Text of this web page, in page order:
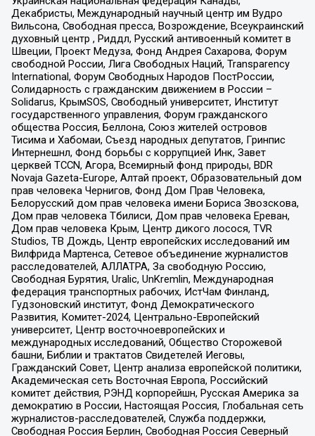
Декабристы, Международный научный центр им Вудро
Вильсона, Свободная пресса, Возрождение, Всеукраинский
духовный центр , Риддл, Русский антивоенный комитет в
Швеции, Проект Медуза, Фонд Андрея Сахарова, Форум
свободной России, Лига Свободных Наций, Transparеncy
International, Форум Свободных Народов ПостРоссии,
Солидарность с гражданским движением в России –
Solidarus, КрымSOS, Свободный университет, Институт
государственного управления, Форум гражданского
общества Россия, Беллона, Союз жителей островов
Тисима и Хабомаи, Съезд народных депутатов, Гринпис
Интернешнл, Фонд борьбы с коррупцией Инк, Завет
церквей TCCN, Агора, Всемирный фонд природы, BDR
Novaja Gazeta-Europe, Алтай проект, Образовательный дом
прав человека Чернигов, Фонд Дом Прав Человека,
Белорусский дом прав человека имени Бориса Звозскова,
Дом прав человека Тбилиси, Дом прав человека Ереван,
Дом прав человека Крым, Центр дикого лосося, TVR
Studios, ТВ Дождь, Центр европейских исследований им
Вилфрида Мартенса, Сетевое объединение журналистов
расследователей, АЛЛАТРА, За свободную Россию,
Свободная Бурятия, Uralic, UnKremlin, Международная
федерация транспортных рабочих, ИстЧам Финланд,
Гудзоновский институт, Фонд Демократического
Развития, Комитет-2024, Центрально-Европейский
университет, Центр восточноевропейских и
международных исследований, Общество Сторожевой
башни, Библии и трактатов Свидетелей Иеговы,
Гражданский Совет, Центр анализа европейской политики,
Академическая сеть Восточная Европа, Российский
комитет действия, РЭНД корпорейшн, Русская Америка за
демократию в России, Настоящая Россия, Глобальная сеть
журналистов-расследователей, Служба поддержки,
Свободная Россия Берлин, Свободная Россия Северный